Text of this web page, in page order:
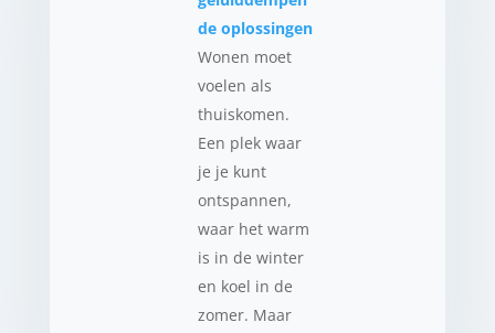
de oplossingen
Wonen moet
voelen als
thuiskomen.
Een plek waar
je je kunt
ontspannen,
waar het warm
is in de winter
en koel in de
zomer. Maar